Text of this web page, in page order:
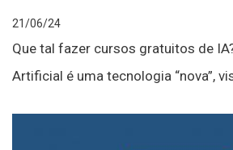
21/06/24
Que tal fazer cursos gratuitos de
Artificial é uma tecnologia “nova”,